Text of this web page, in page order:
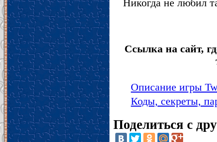
Никогда не любил
Ссылка на сайт,
Описание игры
Коды, секреты,
Поделиться с